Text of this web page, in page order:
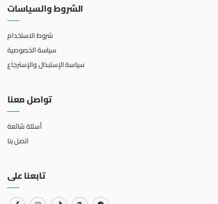
الشروط والسياسات
شروط الاستخدام
سياسة الخصوصية
سياسة الإستبدال والإسترجاع
تواصل معنا
أسئلة شائعة
اتصل بنا
تابعنا على